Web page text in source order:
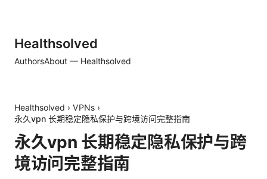
Healthsolved
AuthorsAbout — Healthsolved
Healthsolved › VPNs ›
永久vpn 长期稳定隐私保护与跨境访问完整指南
永久vpn 长期稳定隐私保护与跨
境访问完整指南